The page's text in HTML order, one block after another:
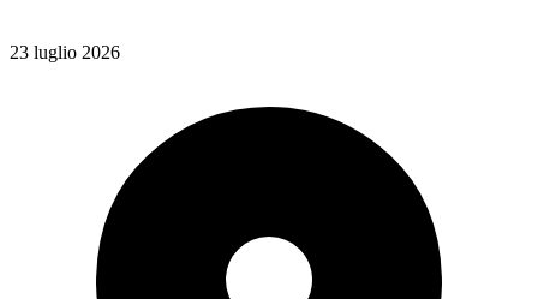
23 luglio 2026